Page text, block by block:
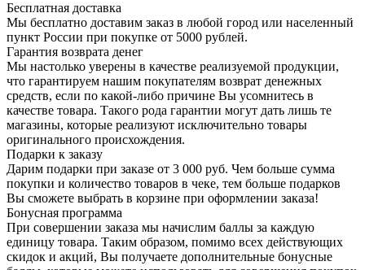
Бесплатная доставка
Мы бесплатно доставим заказ в любой город или населенный
пункт России при покупке от 5000 рублей.
Гарантия возврата денег
Мы настолько уверены в качестве реализуемой продукции,
что гарантируем нашим покупателям возврат денежных
средств, если по какой-либо причине Вы усомнитесь в
качестве товара. Такого рода гарантии могут дать лишь те
магазины, которые реализуют исключительно товары
оригинального происхождения.
Подарки к заказу
Дарим подарки при заказе от 3 000 руб. Чем больше сумма
покупки и количество товаров в чеке, тем больше подарков
Вы сможете выбрать в корзине при оформлении заказа!
Бонусная программа
При совершении заказа мы начислим баллы за каждую
единицу товара. Таким образом, помимо всех действующих
скидок и акций, Вы получаете дополнительные бонусные